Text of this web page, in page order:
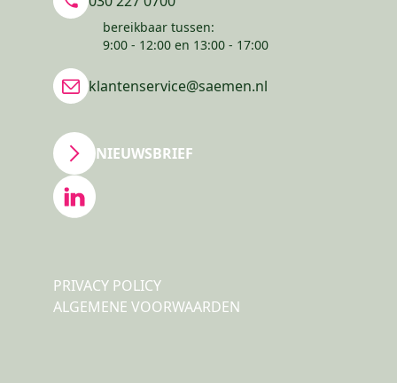
bereikbaar tussen:
9:00 - 12:00 en 13:00 - 17:00
klantenservice@saemen.nl
NIEUWSBRIEF
PRIVACY POLICY
ALGEMENE VOORWAARDEN